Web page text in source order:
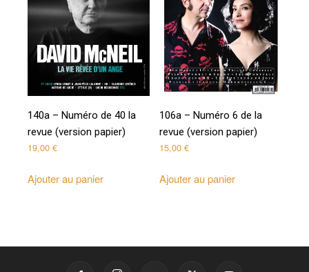
140a – Numéro de 40 la
revue (version papier)
19,00 €
Ajouter au panier
106a – Numéro 6 de la
revue (version papier)
15,00€
Ajouter au panier